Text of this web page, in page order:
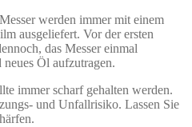
werden immer mit einem
ausgeliefert. Vor der ersten
das Messer einmal
Öl aufzutragen.
immer scharf gehalten werden.
und Unfallrisiko. Lassen Sie